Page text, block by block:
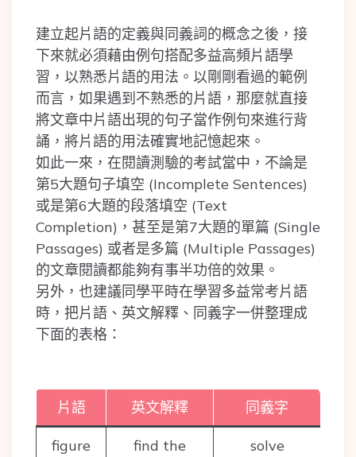
建立起片語的定義與同義詞的概念之後，接
下來就必須藉由例句搭配多益高頻片語學
習，以熟悉片語的用法。以剛剛看過的範例
而言，如果遇到不熟悉的片語，那麼就直接
將文章中片語出現的句子當作例句來進行背
誦，將片語的用法確實地記憶起來。
如此一來，在閱讀測驗的考試當中，不論是
第5大題句子填空 (Incomplete Sentences)
或是第6大題的段落填空 (Text
Completion)，甚至是第7大題的單篇 (Single
Passages) 或者是多篇 (Multiple Passages)
的文章閱讀都能夠有事半功倍的效果。
另外，也建議同學平時在學習多益常考片語
時，把片語、英文解釋、同義字一併整理成
下面的表格：
片語 英文解釋 同義字
figure
find the
solve